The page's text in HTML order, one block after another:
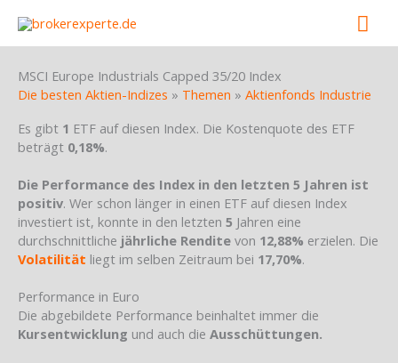
content
MSCI Europe Industrials Capped 35/20 Index
Die besten Aktien-Indizes » Themen » Aktienfonds Industrie
Es gibt 1 ETF auf diesen Index. Die Kostenquote des ETF
beträgt 0,18%.
Die Performance des Index in den letzten 5 Jahren ist
positiv. Wer schon länger in einen ETF auf diesen Index
investiert ist, konnte in den letzten 5 Jahren eine
durchschnittliche jährliche Rendite von 12,88% erzielen. Die
Volatilität liegt im selben Zeitraum bei 17,70%.
Performance in Euro
Die abgebildete Performance beinhaltet immer die
Kursentwicklung und auch die Ausschüttungen.